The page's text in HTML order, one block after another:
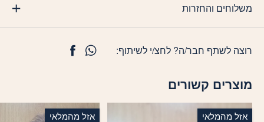
משלוחים והחזרות
רוצה לשתף חבר/ה? לחצ/י לשיתוף:
מוצרים קשורים
אזל מהמלאי אזל מהמלאי